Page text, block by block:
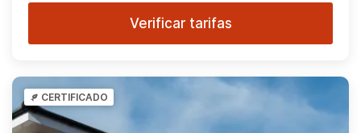
Verificar tarifas
CERTIFICADO